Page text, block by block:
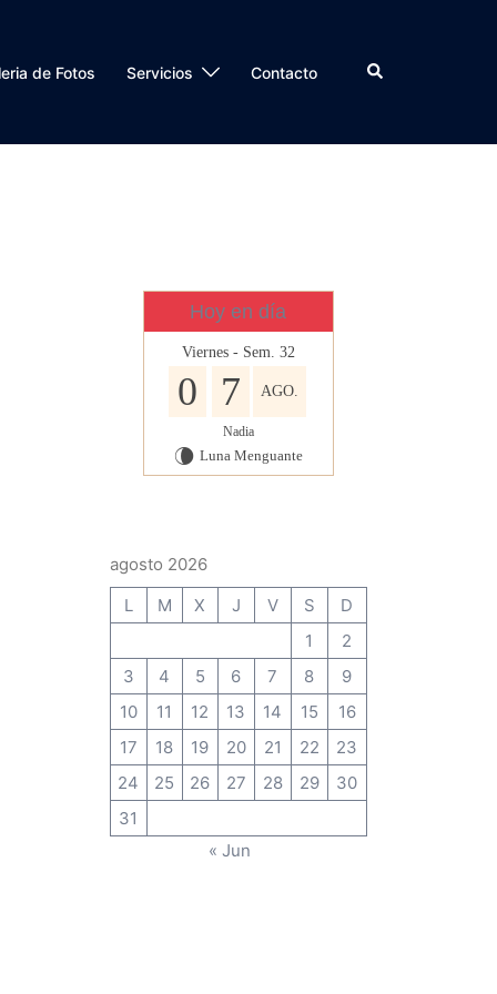
de Fotos Servicios Contacto Buscar
Hoy en día
Viernes - Sem. 32
0 7 AGO.
Nadia
V Luna Menguante
agosto 2026
L
M X J V S
D
1
2
3
4 5 6 7 8
9
10
11 12 13 14 15
16
17
18 19 20 21 22
23
24
25 26 27 28 29
30
31
« Jun